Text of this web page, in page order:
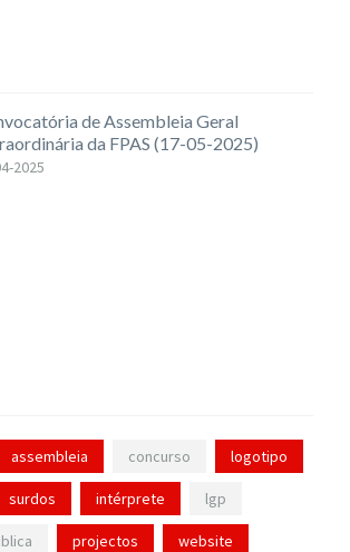
de Assembleia Geral
da FPAS (17-05-2025)
2025
assembleia concurso logotipo
surdos intérprete lgp
projectos website